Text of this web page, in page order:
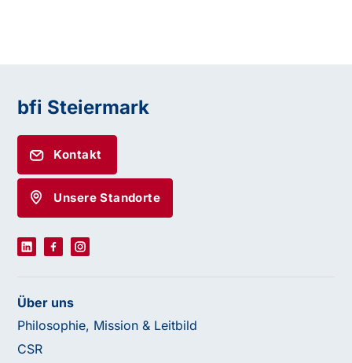
bfi Steiermark
Kontakt
Unsere Standorte
Über uns
Philosophie, Mission & Leitbild
CSR